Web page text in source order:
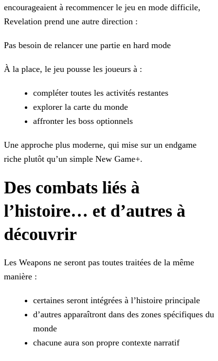
encourageaient à recommencer le jeu en mode difficile,
Revelation prend une autre direction :
Pas besoin de relancer une partie en hard mode
À la place, le jeu pousse les joueurs à :
compléter toutes les activités restantes
explorer la carte du monde
affronter les boss optionnels
Une approche plus moderne, qui mise sur un endgame
riche plutôt qu’un simple New Game+.
Des combats liés à
l’histoire… et d’autres à
découvrir
Les Weapons ne seront pas toutes traitées de la même
manière :
certaines seront intégrées à l’histoire principale
d’autres apparaîtront dans des zones spécifiques du
monde
chacune aura son propre contexte narratif